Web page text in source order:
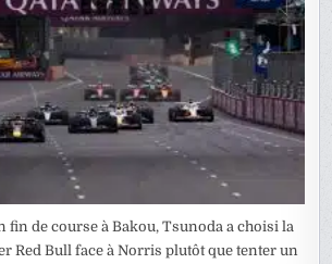
fin de course à Bakou, Tsunoda a choisi la
Red Bull face à Norris plutôt que tenter un